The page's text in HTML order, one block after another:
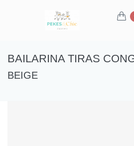
BAILARINA TIRAS
BEIGE